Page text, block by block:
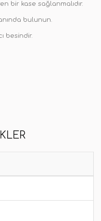
bir kase sağlanmalıdır.
bulunun.
besindir.